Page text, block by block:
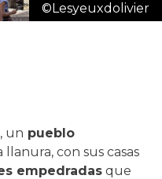
©Lesyeuxdolivier
un pueblo
con sus casas
empedradas que